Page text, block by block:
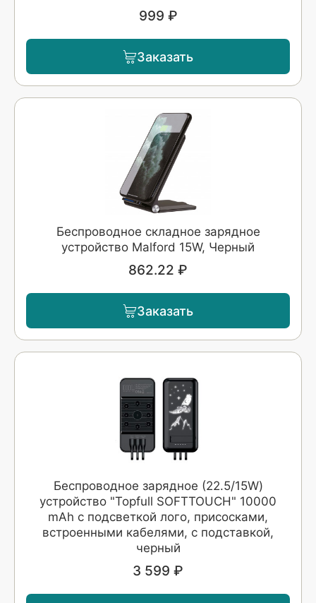
999 ₽
Заказать
Беспроводное складное зарядное
устройство Malford 15W, Черный
862.22 ₽
Заказать
Беспроводное зарядное (22.5/15W)
устройство "Topfull SOFTTOUCH" 10000
mAh с подсветкой лого, присосками,
встроенными кабелями, с подставкой,
черный
3 599 ₽